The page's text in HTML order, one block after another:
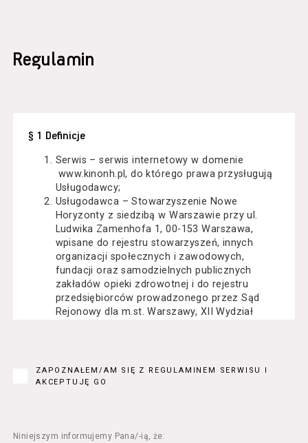
Regulamin
§ 1 Definicje
Serwis – serwis internetowy w domenie
www.kinonh.pl, do którego prawa przysługują
Usługodawcy;
Usługodawca – Stowarzyszenie Nowe
Horyzonty z siedzibą w Warszawie przy ul.
Ludwika Zamenhofa 1, 00-153 Warszawa,
wpisane do rejestru stowarzyszeń, innych
organizacji społecznych i zawodowych,
fundacji oraz samodzielnych publicznych
zakładów opieki zdrowotnej i do rejestru
przedsiębiorców prowadzonego przez Sąd
Rejonowy dla m.st. Warszawy, XII Wydział
Usługobiorca - osoba fizyczna, osoba prawna
lub jednostka organizacyjna nieposiadająca
Usługodawcę drogą elektroniczną z
ZAPOZNAŁEM/AM SIĘ Z REGULAMINEM SERWISU I
AKCEPTUJĘ GO
Niniejszym informujemy Pana/-ią, że: